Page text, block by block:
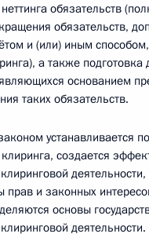
обязательств
обязательств,
и (или) иным
а также подготовка
основанием
таких обязательств.
устанавливается
создается
прав и законных
основы
деятельности.